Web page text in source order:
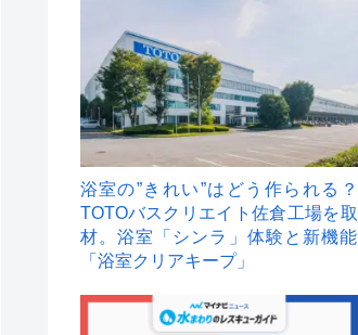
浴室の”きれい”はどう作られる？
TOTOバスクリエイト佐倉工場を取
材。浴室「シンラ」体験と新機能
「浴室クリアキープ」